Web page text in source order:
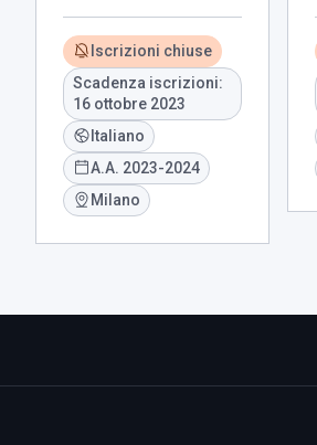
Iscrizioni chiuse
Scadenza iscrizioni:
16 ottobre 2023
Italiano
A.A. 2023-2024
Milano